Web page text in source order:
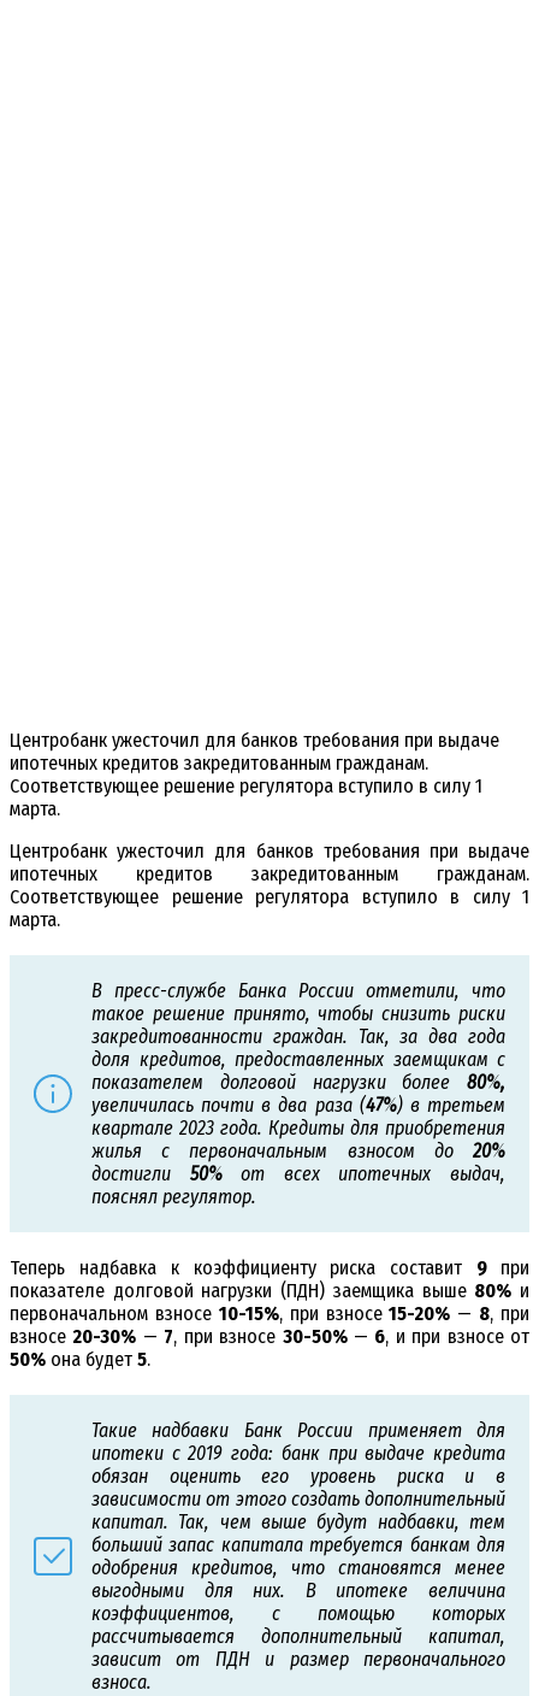
Центробанк ужесточил для банков требования при выдаче
ипотечных кредитов закредитованным гражданам.
Соответствующее решение регулятора вступило в силу 1
марта.
Центробанк ужесточил для банков требования при выдаче
ипотечных кредитов закредитованным гражданам.
Соответствующее решение регулятора вступило в силу 1
марта.
В пресс-службе Банка России отметили, что
такое решение принято, чтобы снизить риски
закредитованности граждан. Так, за два года
доля кредитов, предоставленных заемщикам с
показателем долговой нагрузки более 80%,
увеличилась почти в два раза (47%) в третьем
квартале 2023 года. Кредиты для приобретения
жилья с первоначальным взносом до 20%
достигли 50%от всех ипотечных выдач,
пояснял регулятор.
Теперь надбавка к коэффициенту риска составит 9 при
показателе долговой нагрузки (ПДН) заемщика выше 80% и
первоначальном взносе 10-15%, при взносе15-20% — 8, при
взносе20-30% — 7, при взносе 30-50%— 6, и при взносе от
50% она будет 5.
Такие надбавки Банк России применяет для
ипотеки с 2019 года: банк при выдаче кредита
обязан оценить его уровень риска и в
зависимости от этого создать дополнительный
капитал. Так, чем выше будут надбавки, тем
больший запас капитала требуется банкам для
одобрения кредитов, что становятся менее
выгодными для них. В ипотеке величина
коэффициентов, с помощью которых
рассчитывается дополнительный капитал,
зависит от ПДН и размер первоначального
взноса.